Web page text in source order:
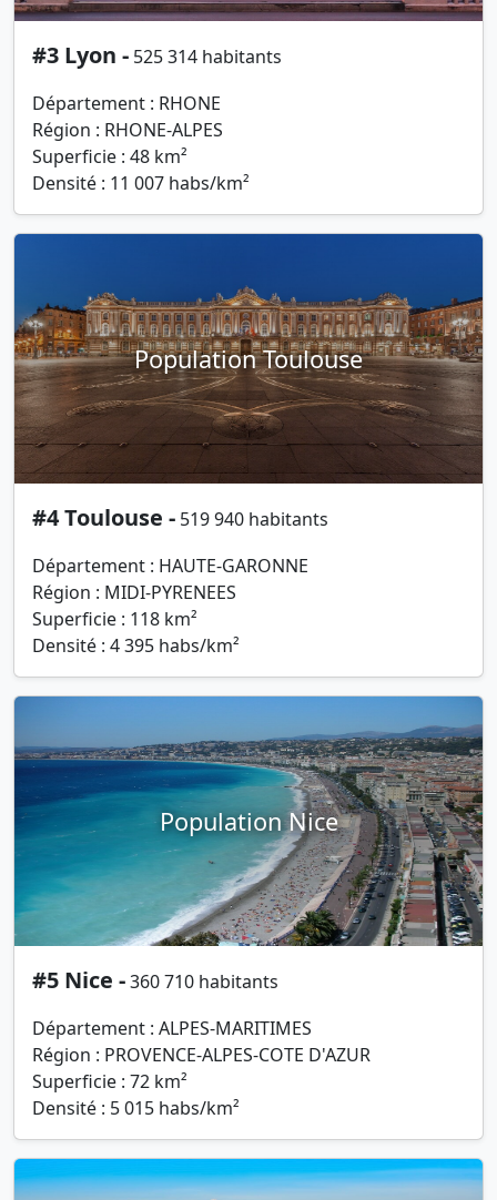
#3 Lyon - 525 314 habitants
Département : RHONE
Région : RHONE-ALPES
Superficie : 48 km²
Densité : 11 007 habs/km²
Population Toulouse
#4 Toulouse - 519 940 habitants
Département : HAUTE-GARONNE
Région : MIDI-PYRENEES
Superficie : 118 km²
Densité : 4 395 habs/km²
Population Nice
#5 Nice -360 710 habitants
Département : ALPES-MARITIMES
Région : PROVENCE-ALPES-COTE D'AZUR
Superficie : 72 km²
Densité : 5 015 habs/km²